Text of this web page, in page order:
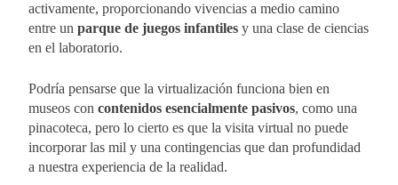
activamente, proporcionando vivencias a medio camino
entre un parque de juegos infantiles y una clase de ciencias
en el laboratorio.
Podría pensarse que la virtualización funciona bien en
museos con contenidos esencialmente pasivos, como una
pinacoteca, pero lo cierto es que la visita virtual no puede
incorporar las mil y una contingencias que dan profundidad
a nuestra experiencia de la realidad.